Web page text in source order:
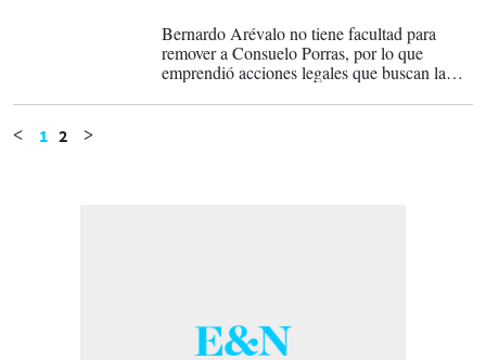
Bernardo Arévalo no tiene facultad para
remover a Consuelo Porras, por lo que
emprendió acciones legales que buscan la
Estados Unidos.
< 1 2 >